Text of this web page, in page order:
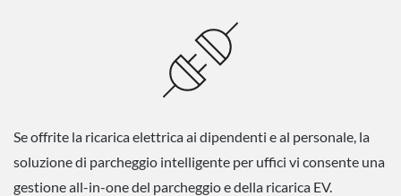
Se offrite la ricarica elettrica ai dipendenti e al personale, la
soluzione di parcheggio intelligente per uffici vi consente una
gestione all-in-one del parcheggio e della ricarica EV.